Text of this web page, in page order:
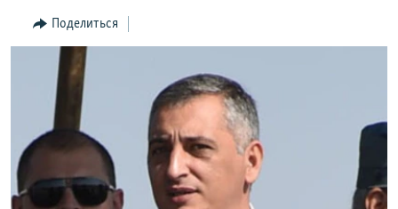
поискуНАГОРНЫЙ КАРАБАХ
КУЛЬТУРА
СПОРТ
АРХИВ
Հայերեն
English
Поделиться